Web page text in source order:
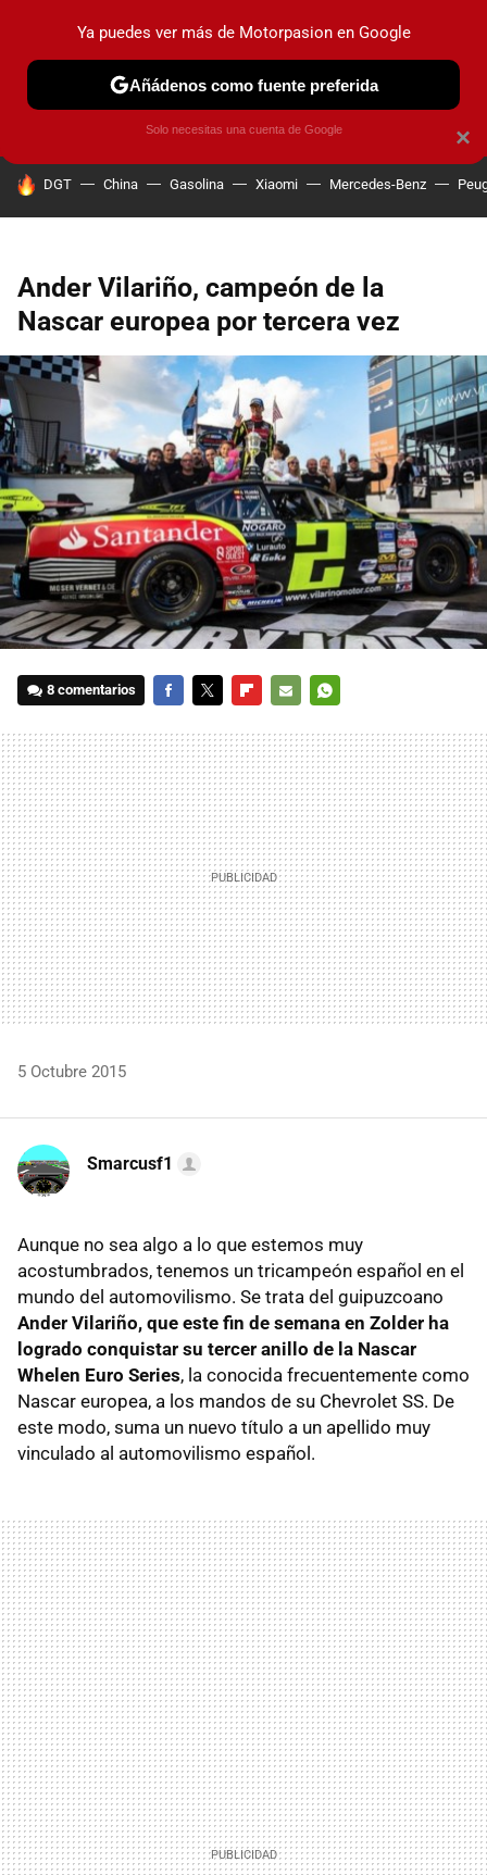
PRUEBAS COCHES ELÉCTRICOS OBSERVATORIO
HOY SE HABLA DE
DGT China Gasolina Xiaomi Mercedes-Benz
Ander Vilariño, campeón de la
Nascar europea por tercera vez
8 comentarios
MAIL
5 Octubre 2015
Smarcusf1
Aunque no sea algo a lo que estemos muy
acostumbrados, tenemos un tricampeón español en el
mundo del automovilismo. Se trata del guipuzcoano
Ander Vilariño, que este fin de semana en Zolder ha
logrado conquistar su tercer anillo de la Nascar
Whelen Euro Series, la conocida frecuentemente como
Nascar europea, a los mandos de su Chevrolet SS. De
este modo, suma un nuevo título a un apellido muy
vinculado al automovilismo español.
×
Ya puedes ver más de Motorpasion en Google
Añádenos como fuente preferida
Solo necesitas una cuenta de Google